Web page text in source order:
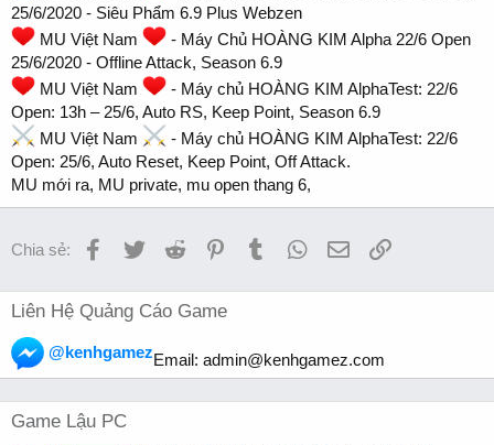
25/6/2020 - Siêu Phẩm 6.9 Plus Webzen
MU Việt Nam
- Máy Chủ HOÀNG KIM Alpha 22/6 Open
25/6/2020 - Offline Attack, Season 6.9
MU Việt Nam
- Máy chủ HOÀNG KIM AlphaTest: 22/6
Open: 13h – 25/6, Auto RS, Keep Point, Season 6.9
MU Việt Nam
- Máy chủ HOÀNG KIM AlphaTest: 22/6
Open: 25/6, Auto Reset, Keep Point, Off Attack.
MU mới ra, MU private, mu open thang 6,
Chia sẻ: Facebook
TwitterReddit PinterestTumblrWhatsApp
EmailLink
Liên Hệ Quảng Cáo Game
@kenhgamezEmail: admin@kenhgamez.com
Game Lậu PC